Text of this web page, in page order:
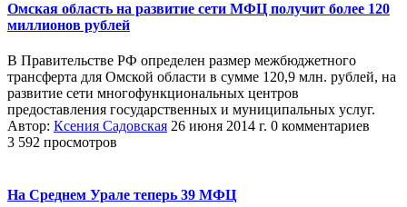
Омская область на развитие сети МФЦ получит более 120
миллионов рублей
В Правительстве РФ определен размер межбюджетного
трансферта для Омской области в сумме 120,9 млн. рублей, на
развитие сети многофункциональных центров
предоставления государственных и муниципальных услуг.
Автор: Ксения Садовская 26 июня 2014 г. 0 комментариев
3 592 просмотров
На Среднем Урале теперь 39 МФЦ